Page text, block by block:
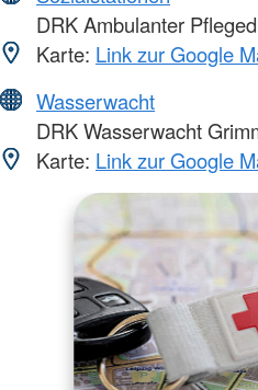
DRK Ambulanter
Karte: Link zur Google
Wasserwacht
DRK Wasserwacht
Karte: Link zur Google